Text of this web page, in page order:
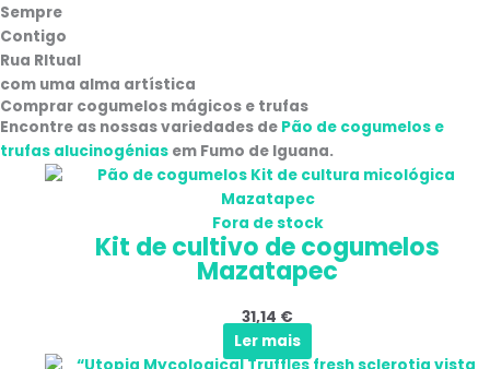
Sempre
Contigo
Rua RItual
com uma alma artística
Comprar cogumelos mágicos e trufas
Encontre as nossas variedades de Pão de cogumelos e
trufas alucinogénias em Fumo de Iguana.
Fora de stock
Kit de cultivo de cogumelos
Mazatapec
31,14 €
Ler mais